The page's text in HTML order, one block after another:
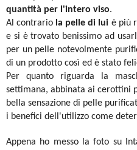
quantità per l'intero viso.
Al contrario la pelle di lui è più
e si è trovato benissimo ad
per un pelle notevolmente
di un prodotto così ed è stato
Per quanto riguarda la
settimana, abbinata ai cerottini
bella sensazione di pelle
i benefici dell'utilizzo come
Appena ho messo la foto su